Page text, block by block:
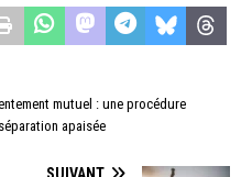
mutuel : une procédure
apaisée